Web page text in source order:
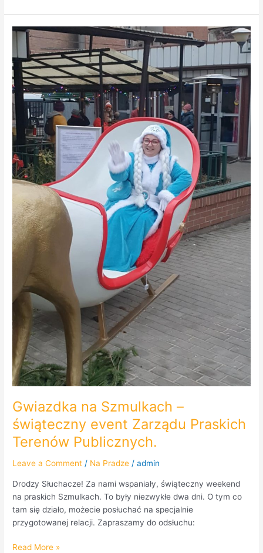
Gwiazdka na Szmulkach –
świąteczny event Zarządu Praskich
Terenów Publicznych.
Leave a Comment / Na Pradze /admin
Drodzy Słuchacze! Za nami wspaniały, świąteczny weekend
na praskich Szmulkach. To były niezwykłe dwa dni. O tym co
tam się działo, możecie posłuchać na specjalnie
przygotowanej relacji. Zapraszamy do odsłuchu:
Gwiazdka
Szmulkach
–
świąteczny
event
Zarządu
Praskich
Terenów
Publicznych.
Read More »